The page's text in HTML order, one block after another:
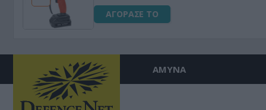
ΑΓΟΡΑΣΕ ΤΟ
ΑΜΥΝΑ